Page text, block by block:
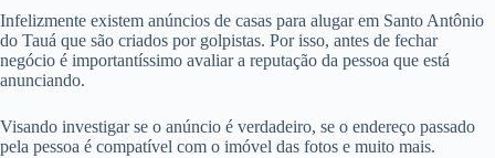
Infelizmente existem anúncios de casas para alugar em Santo Antônio
do Tauá que são criados por golpistas. Por isso, antes de fechar
negócio é importantíssimo avaliar a reputação da pessoa que está
anunciando.
Visando investigar se o anúncio é verdadeiro, se o endereço passado
pela pessoa é compatível com o imóvel das fotos e muito mais.